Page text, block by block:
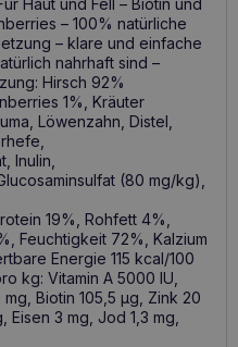
Haut und Fell – Biotin und
– 100% natürliche
– klare und einfache
nahrhaft sind –
Hirsch 92%
1%, Kräuter
Löwenzahn, Distel,
Inulin,
(80 mg/kg),
19%, Rohfett 4%,
Feuchtigkeit 72%, Kalzium
Energie 115 kcal/100
kg: Vitamin A 5000 IU,
Biotin 105,5 µg, Zink 20
3 mg, Jod 1,3 mg,